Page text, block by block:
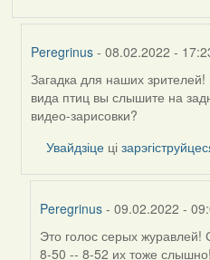
Peregrinus - 08.02.2022 -
In
reply
to
Feather
Загадка для наших зрителей!
вида птиц вы слышите на
видео-зарисовки?
Увайдзіце ці
Peregrinus - 09.02.2022 -
In
Это голос серых журавлей!
8-50 -- 8-52 их тоже слышно!